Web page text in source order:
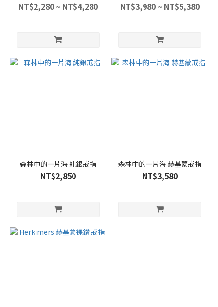
NT$2,280 ~ NT$4,280 NT$3,980 ~ NT$5,380
森林中的一片海 純銀戒指
NT$2,850
森林中的一片海 赫基蒙戒指
NT$3,580